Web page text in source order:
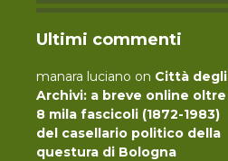
Ultimi commenti
manara luciano on Città degli
Archivi: a breve online oltre
8 mila fascicoli (1872-1983)
del casellario politico della
questura di Bologna